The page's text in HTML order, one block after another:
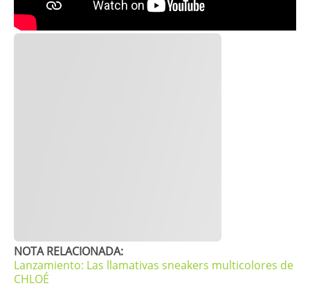
NOTA RELACIONADA:
Lanzamiento: Las llamativas sneakers multicolores de
CHLOÉ